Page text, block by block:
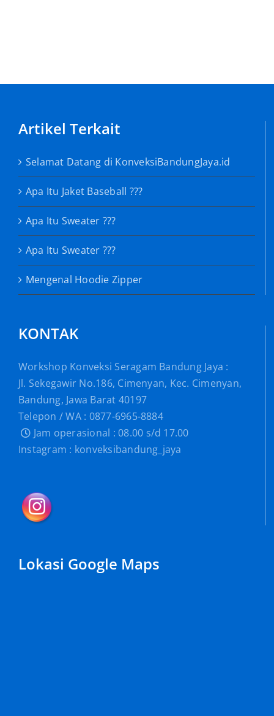
Artikel Terkait
Selamat Datang di KonveksiBandungJaya.id
Apa Itu Jaket Baseball ???
Apa Itu Sweater ???
Apa Itu Sweater ???
Mengenal Hoodie Zipper
KONTAK
Workshop Konveksi Seragam Bandung Jaya :
Jl. Sekegawir No.186, Cimenyan, Kec. Cimenyan,
Bandung, Jawa Barat 40197
Telepon / WA : 0877-6965-8884
Jam operasional : 08.00 s/d 17.00
Instagram : konveksibandung_jaya
Lokasi Google Maps